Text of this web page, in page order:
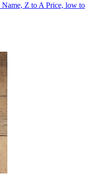
Name, Z to A Price, low to